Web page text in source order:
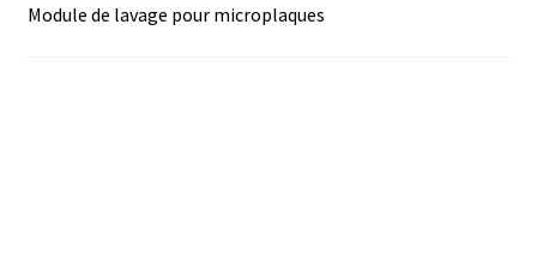
Analyse de composés chimiques
Module de lavage pour microplaques